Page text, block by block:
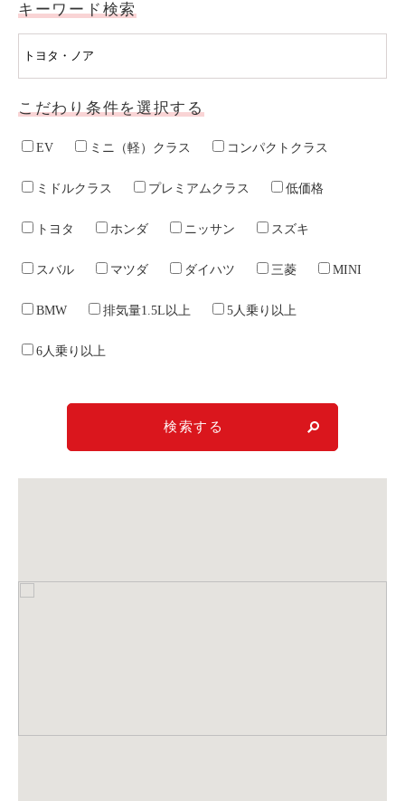
カリテコの魅力
BMW/MINI
シーン別車種のご案内
名鉄協商パーキング無料
名鉄ミューズポイント
快適カーシェアリング
個人のお客様
料金プラン
お客様の声
法人のお客様
キーワード検索
こだわり条件を選択する
EV ミニ（軽）クラス コンパクトクラス
ミドルクラス プレミアムクラス 低価格
トヨタ ホンダ ニッサン スズキ
スバル マツダ ダイハツ 三菱 MINI
BMW 排気量1.5L以上 5人乗り以上
6人乗り以上
検索する